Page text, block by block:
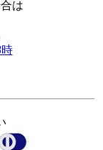
は